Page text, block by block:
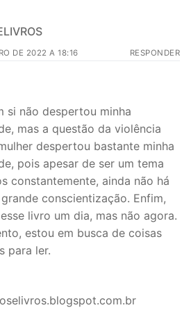
DE 2022 A 18:16 RESPONDER
si não despertou minha
mas a questão da violência
despertou bastante minha
pois apesar de ser um tema
constantemente, ainda não há
conscientização. Enfim,
livro um dia, mas não agora.
estou em busca de coisas
para ler.